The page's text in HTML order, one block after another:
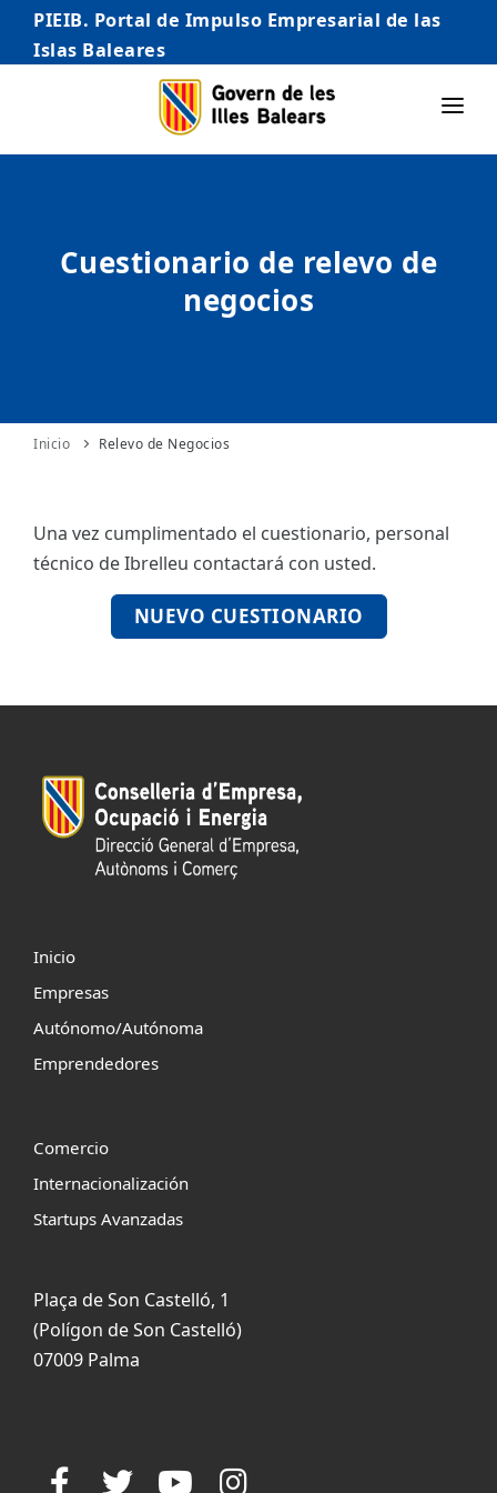
PIEIB. Portal de Impulso Empresarial de las
Islas Baleares
INICIO
AUTÓNOMO/AUTÓNOMA
STARTUPS AVANZADAS
ES
Cuestionario de relevo de
negocios
Inicio Relevo de Negocios
Una vez cumplimentado el cuestionario, personal
técnico de Ibrelleu contactará con usted.
NUEVO CUESTIONARIO
Inicio
Empresas
Autónomo/Autónoma
Emprendedores
Comercio
Internacionalización
Startups Avanzadas
Plaça de Son Castelló, 1
(Polígon de Son Castelló)
07009 Palma